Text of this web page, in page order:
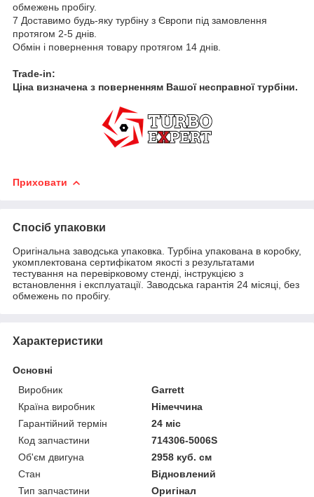
обмежень пробігу.
7 Доставимо будь-яку турбіну з Європи під замовлення
протягом 2-5 днів.
Обмін і повернення товару протягом 14 днів.
Trade-in:
Ціна визначена з поверненням Вашої несправної турбіни.
Приховати
Спосіб упаковки
Оригінальна заводська упаковка. Турбіна упакована в коробку,
укомплектована сертифікатом якості з результатами
тестування на перевірковому стенді, інструкцією з
встановлення і експлуатації. Заводська гарантія 24 місяці, без
обмежень по пробігу.
Характеристики
Основні
Виробник
Garrett
Країна виробник
Німеччина
Гарантійний термін
24 міс
Код запчастини
714306-5006S
Об'єм двигуна
2958 куб. см
Стан
Відновлений
Тип запчастини
Оригінал